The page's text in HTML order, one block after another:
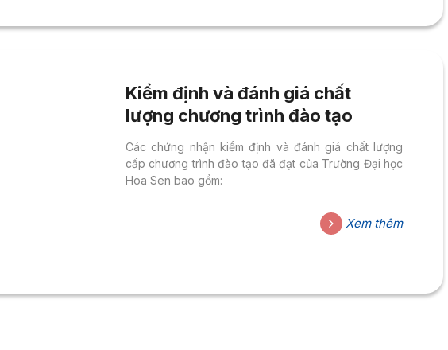
Kiểm định và đánh giá chất
lượng chương trình đào tạo
Các chứng nhận kiểm định và đánh giá chất lượng
cấp chương trình đào tạo đã đạt của Trường Đại học
Hoa Sen bao gồm:
Xem thêm